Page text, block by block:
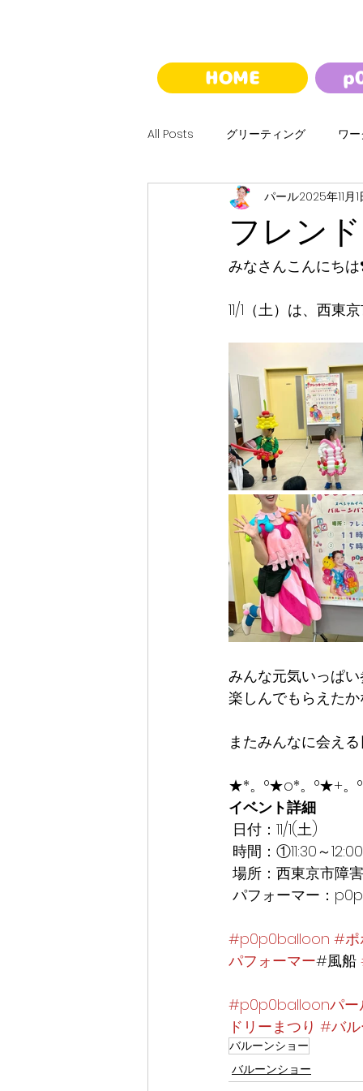
HOME
All Posts グリーティング ワ
ハロウィン クリスマス
バルーンくじ 夢バルーンウ
フレン
パール2025年11月1
みなさんこんにち
11/1（土）は、西東
みんな元気いっぱ
楽しんでもらえたか
またみんなに会え
★*。°★o*。°★+。
イベント詳細
日付：11/1(土)
時間：①11:30～
場所：西東京市障
パフォーマー：
#p0p0balloon #ポ
パフォーマー#風船
#p0p0balloonパー
ドリーまつり #バル
バルーンショー
バルーンショー